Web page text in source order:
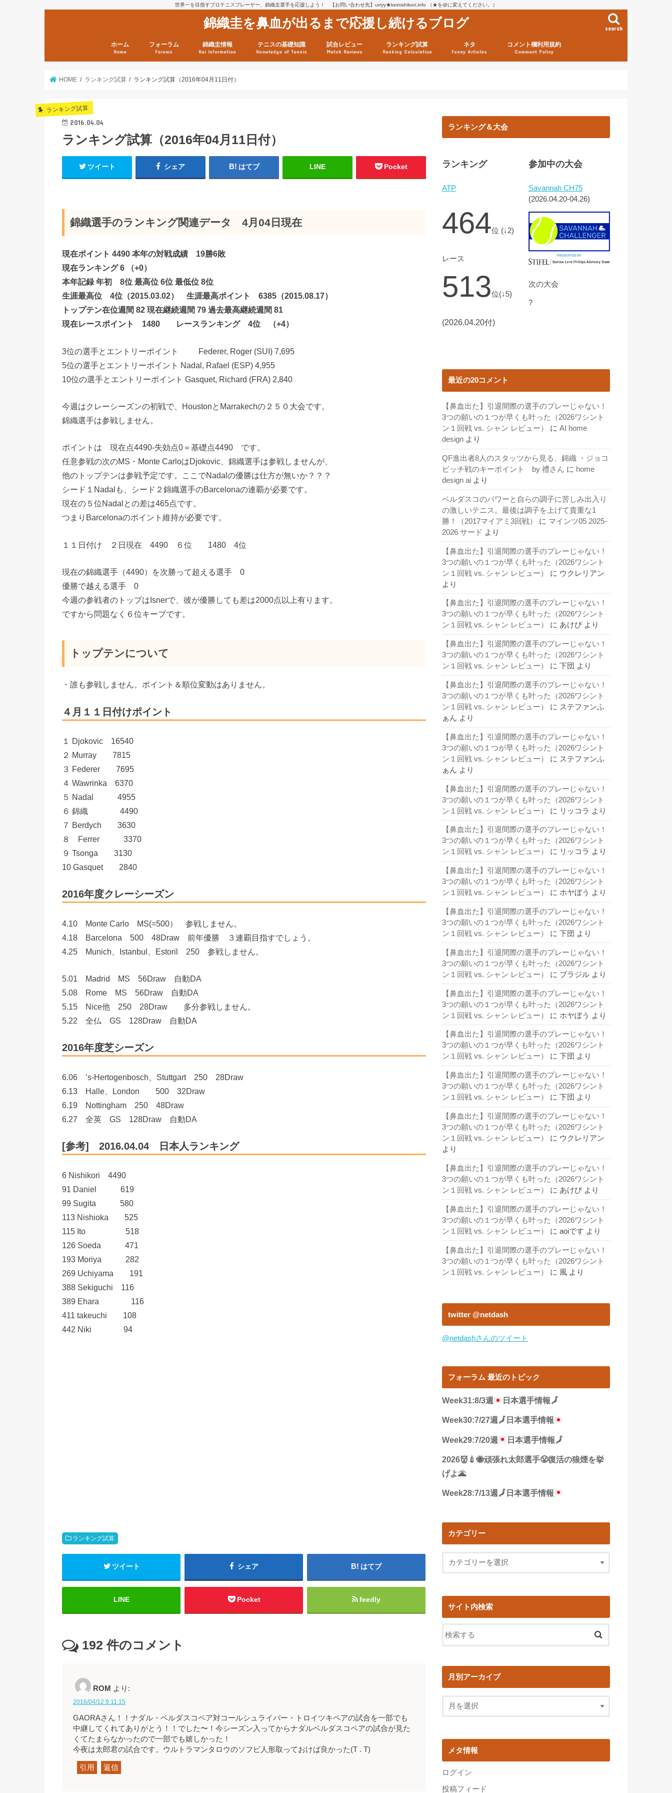
世界一を目指すプロテニスプレーヤー、錦織圭選手を応援しよう！ 【お問い合わせ先】urryy★keinishikori.info （★を@に変えてください。）
錦織圭を鼻血が出るまで応援し続けるブログ search
ホーム
Home
フォーラム
Forums
錦織圭情報
Kei Information
日現在）
点）
テニスの基礎知識
Knowledge of Tennis
試合レビュー
Match Reviews
ランキング試算
Ranking Calculation
ネタ
Funny Articles
コメント欄利用規約
Comment Policy
HOME ランキング試算 ランキング試算（2016年04月11日付）
ランキング試算
2016.04.04
ランキング試算（2016年04月11日付）
ツイート シェア はてブ LINE Pocket
錦織選手のランキング関連データ 4月04日現在
現在ポイント 4490 本年の対戦成績 19勝6敗
現在ランキング 6 （+0）
本年記録 年初 8位 最高位 6位 最低位 8位
生涯最高位 4位（2015.03.02） 生涯最高ポイント 6385（2015.08.17）
トップテン在位週間 82 現在継続週間 79 過去最高継続週間 81
現在レースポイント 1480 レースランキング 4位 （+4）
3位の選手とエントリーポイント Federer, Roger (SUI) 7,695
5位の選手とエントリーポイント Nadal, Rafael (ESP) 4,955
10位の選手とエントリーポイント Gasquet, Richard (FRA) 2,840
今週はクレーシーズンの初戦で、HoustonとMarrakechの２５０大会です。
錦織選手は参戦しません。
ポイントは 現在点4490-失効点0＝基礎点4490 です。
任意参戦の次のMS・Monte CarloはDjokovic、錦織選手は参戦しませんが、
他のトップテンは参戦予定です。ここでNadalの優勝は仕方が無いか？？？
シード１Nadalも、シード２錦織選手のBarcelonaの連覇が必要です。
現在の５位Nadalとの差は465点です。
つまりBarcelonaのポイント維持が必要です。
１１日付け ２日現在 4490 ６位 1480 4位
現在の錦織選手（4490）を次勝って超える選手 0
優勝で越える選手 0
今週の参戦者のトップはIsnerで、彼が優勝しても差は2000点以上有ります。
ですから問題なく６位キープです。
トップテンについて
・誰も参戦しません。ポイント＆順位変動はありません。
４月１１日付けポイント
１ Djokovic 16540
２ Murray 7815
３ Federer 7695
４ Wawrinka 6370
５ Nadal 4955
６ 錦織 4490
７ Berdych 3630
８ Ferrer 3370
９ Tsonga 3130
10 Gasquet 2840
2016年度クレーシーズン
4.10 Monte Carlo MS(=500） 参戦しません。
4.18 Barcelona 500 48Draw 前年優勝 ３連覇目指すでしょう。
4.25 Munich、Istanbul、Estoril 250 参戦しません。
5.01 Madrid MS 56Draw 自動DA
5.08 Rome MS 56Draw 自動DA
5.15 Nice他 250 28Draw 多分参戦しません。
5.22 全仏 GS 128Draw 自動DA
2016年度芝シーズン
6.06 ’s-Hertogenbosch、Stuttgart 250 28Draw
6.13 Halle、London 500 32Draw
6.19 Nottingham 250 48Draw
6.27 全英 GS 128Draw 自動DA
[参考] 2016.04.04 日本人ランキング
6 Nishikori 4490
91 Daniel 619
99 Sugita 580
113 Nishioka 525
115 Ito 518
126 Soeda 471
193 Moriya 282
269 Uchiyama 191
388 Sekiguchi 116
389 Ehara 116
411 takeuchi 108
442 Niki 94
ランキング試算
ツイート シェア はてブ
LINE Pocket feedly
192 件のコメント
ROM より:
2016/04/12 9:11:15
GAORAさん！！ナダル・ベルダスコペア対コールシュライバー・トロイツキペアの試合を一部でも
中継してくれてありがとう！！でした〜！今シーズン入ってからナダルベルダスコペアの試合が見た
くてたまらなかったので一部でも嬉しかった！
今夜は太郎君の試合です。ウルトラマンタロウのソフビ人形取っておけば良かった(T . T)
引用 返信
ランキング＆大会
ランキング
ATP
464位 (↓2)
レース
513位(↓5)
(2026.04.20付)
参加中の大会
Savannah CH75
(2026.04.20-04.26)
次の大会
?
最近の20コメント
【鼻血出た】引退間際の選手のプレーじゃない！
3つの願いの１つが早くも叶った（2026ワシント
ン１回戦 vs. シャン レビュー）
に AI home
design より
QF進出者8人のスタッツから見る、錦織 ・ジョコ
ビッチ戦のキーポイント by 禮さん に home
design ai より
ベルダスコのパワーと自らの調子に苦しみ出入り
の激しいテニス。最後は調子を上げて貴重な1
勝！（2017マイアミ3回戦）
に マインツ05 2025-
2026 サード より
【鼻血出た】引退間際の選手のプレーじゃない！
3つの願いの１つが早くも叶った（2026ワシント
ン１回戦 vs. シャン レビュー）
に ウクレリアン
より
【鼻血出た】引退間際の選手のプレーじゃない！
3つの願いの１つが早くも叶った（2026ワシント
ン１回戦 vs. シャン レビュー）
に あけび より
【鼻血出た】引退間際の選手のプレーじゃない！
3つの願いの１つが早くも叶った（2026ワシント
ン１回戦 vs. シャン レビュー）
に 下団 より
【鼻血出た】引退間際の選手のプレーじゃない！
3つの願いの１つが早くも叶った（2026ワシント
ン１回戦 vs. シャン レビュー）
に ステファンふ
ぁん より
【鼻血出た】引退間際の選手のプレーじゃない！
3つの願いの１つが早くも叶った（2026ワシント
ン１回戦 vs. シャン レビュー）
に ステファンふ
ぁん より
【鼻血出た】引退間際の選手のプレーじゃない！
3つの願いの１つが早くも叶った（2026ワシント
ン１回戦 vs. シャン レビュー）
に リッコラ より
【鼻血出た】引退間際の選手のプレーじゃない！
3つの願いの１つが早くも叶った（2026ワシント
ン１回戦 vs. シャン レビュー）
に リッコラ より
【鼻血出た】引退間際の選手のプレーじゃない！
3つの願いの１つが早くも叶った（2026ワシント
ン１回戦 vs. シャン レビュー）
に ホヤぼう より
【鼻血出た】引退間際の選手のプレーじゃない！
3つの願いの１つが早くも叶った（2026ワシント
ン１回戦 vs. シャン レビュー）
に 下団 より
【鼻血出た】引退間際の選手のプレーじゃない！
3つの願いの１つが早くも叶った（2026ワシント
ン１回戦 vs. シャン レビュー）
に ブラジル より
【鼻血出た】引退間際の選手のプレーじゃない！
3つの願いの１つが早くも叶った（2026ワシント
ン１回戦 vs. シャン レビュー）
に ホヤぼう より
【鼻血出た】引退間際の選手のプレーじゃない！
3つの願いの１つが早くも叶った（2026ワシント
ン１回戦 vs. シャン レビュー）
に 下団 より
【鼻血出た】引退間際の選手のプレーじゃない！
3つの願いの１つが早くも叶った（2026ワシント
ン１回戦 vs. シャン レビュー）
に 下団 より
【鼻血出た】引退間際の選手のプレーじゃない！
3つの願いの１つが早くも叶った（2026ワシント
ン１回戦 vs. シャン レビュー）
に ウクレリアン
より
【鼻血出た】引退間際の選手のプレーじゃない！
3つの願いの１つが早くも叶った（2026ワシント
ン１回戦 vs. シャン レビュー）
に あけび より
【鼻血出た】引退間際の選手のプレーじゃない！
3つの願いの１つが早くも叶った（2026ワシント
ン１回戦 vs. シャン レビュー）
に aoiです より
【鼻血出た】引退間際の選手のプレーじゃない！
3つの願いの１つが早くも叶った（2026ワシント
ン１回戦 vs. シャン レビュー）
に 風 より
twitter @netdash
@netdashさんのツイート
フォーラム 最近のトピック
Week31:8/3週 日本選手情報🗾
Week30:7/27週🗾 日本選手情報
Week29:7/20週 日本選手情報🗾
2026👹💉🐝頑張れ太郎選手😤復活の狼煙を挙
げよ🌋
Week28:7/13週 🗾 日本選手情報
カテゴリー
サイト内検索
月別アーカイブ
メタ情報
ログイン
投稿フィード